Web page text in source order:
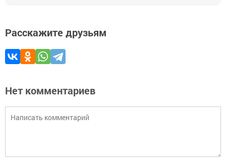
Расскажите друзьям
Нет комментариев